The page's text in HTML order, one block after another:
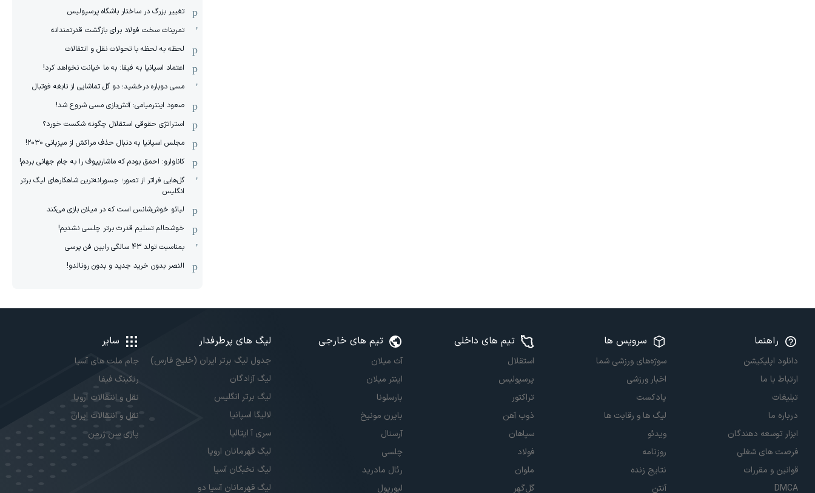
تغییر بزرگ در ساختار باشگاه پرسپولیس
تمرینات سخت فولاد برای بازگشت قدرتمندانه
لحظه به لحظه با تحولات نقل و انتقالات
اعتماد اسپانیا به فیفا: به ما خیانت نخواهد کرد!
مسی دوباره درخشید؛ دو گل تماشایی از نابغه فوتبال
صعود اینترمیامی: آتش‌بازی مسی شروع شد!
استراتژی حقوقی استقلال چگونه شکست خورد؟
مجلس اسپانیا به دنبال حذف مراکش از میزبانی ۲۰۳۰!
کاناوارو: احمق بودم که ماشاریپوف را به جام جهانی بردم!
گل‌هایی فراتر از تصور؛ جسورانه‌ترین شاهکارهای لیگ برتر
انگلیس
لیائو خوش‌شانس است که در میلان بازی می‌کند
خوشحالم تسلیم قدرت برتر چلسی نشدیم!
بمناسبت تولد 43 سالگی رابین فن پرسی
النصر بدون خرید جدید و بدون رونالدو!
راهنما
دانلود اپلیکیشن
ارتباط با ما
تبلیغات
درباره ما
ابزار توسعه دهندگان
فرصت های شغلی
قوانین و مقررات
DMCA
سرویس ها
سوژه‌های ورزشی شما
اخبار ورزشی
پادکست
لیگ ها و رقابت ها
ویدئو
روزنامه
نتایج زنده
آنتن
تیم های داخلی
استقلال
پرسپولیس
تراکتور
ذوب آهن
سپاهان
فولاد
ملوان
گل‌گهر
تیم های خارجی
آث میلان
اینتر میلان
بارسلونا
بایرن مونیخ
آرسنال
چلسی
رئال مادرید
لیورپول
لیگ های پرطرفدار
جدول لیگ برتر ایران (خلیج فارس)
لیگ آزادگان
لیگ برتر انگلیس
لالیگا اسپانیا
سری آ ایتالیا
لیگ قهرمانان اروپا
لیگ نخبگان آسیا
لیگ قهرمانان آسیا دو
سایر
جام ملت های آسیا
رنکینگ فیفا
نقل و انتقالات اروپا
نقل و انتقالات ایران
پاری سن ژرمن